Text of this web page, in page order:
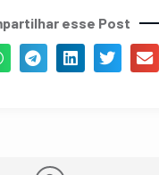
esse Post